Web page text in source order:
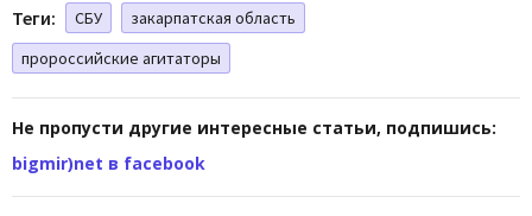
Теги: СБУ
закарпатская область
пророссийские агитаторы
Не пропусти другие интересные статьи, подпишись:
bigmir)net в facebook